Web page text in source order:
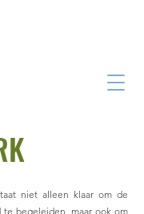
niet alleen klaar om de
te begeleiden, maar ook om